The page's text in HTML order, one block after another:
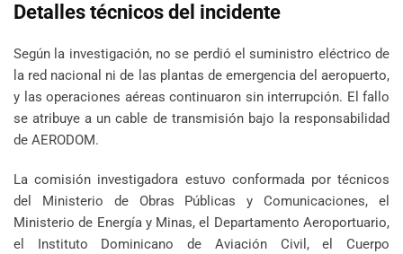
Detalles técnicos del incidente
Según la investigación, no se perdió el suministro eléctrico de
la red nacional ni de las plantas de emergencia del aeropuerto,
y las operaciones aéreas continuaron sin interrupción. El fallo
se atribuye a un cable de transmisión bajo la responsabilidad
de AERODOM.
La comisión investigadora estuvo conformada por técnicos
del Ministerio de Obras Públicas y Comunicaciones, el
Ministerio de Energía y Minas, el Departamento Aeroportuario,
el Instituto Dominicano de Aviación Civil, el Cuerpo